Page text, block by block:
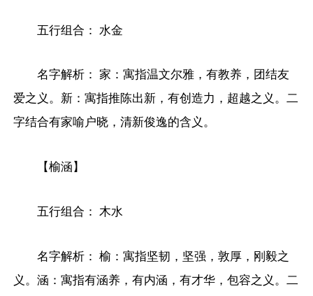
五行组合： 水金
名字解析： 家：寓指温文尔雅，有教养，团结友
爱之义。新：寓指推陈出新，有创造力，超越之义。二
字结合有家喻户晓，清新俊逸的含义。
【榆涵】
五行组合： 木水
名字解析： 榆：寓指坚韧，坚强，敦厚，刚毅之
义。涵：寓指有涵养，有内涵，有才华，包容之义。二